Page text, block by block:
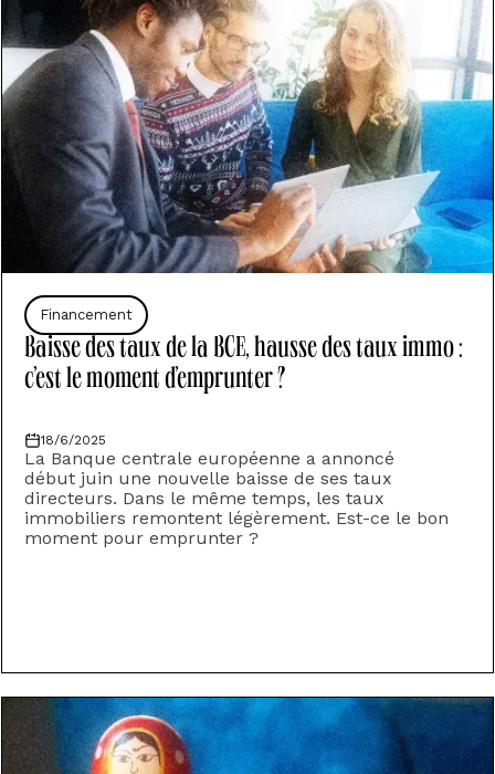
Financement
Baisse des taux de la BCE, hausse des taux immo :
c’est le moment d’emprunter ?
18/6/2025
La Banque centrale européenne a annoncé
début juin une nouvelle baisse de ses taux
directeurs. Dans le même temps, les taux
immobiliers remontent légèrement. Est-ce le bon
moment pour emprunter ?